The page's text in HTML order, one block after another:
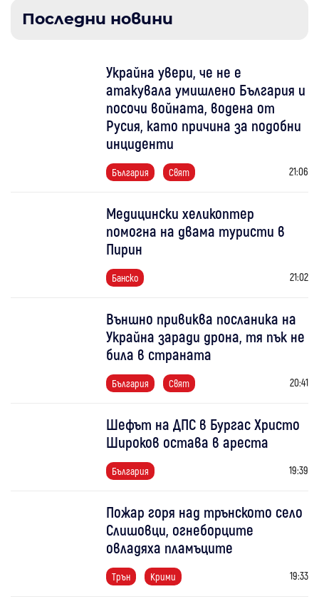
Последни новини
Украйна увери, че не е
атакувала умишлено България и
посочи войната, водена от
Русия, като причина за подобни
инциденти
България Свят 21:06
Медицински хеликоптер
помогна на двама туристи в
Пирин
Банско 21:02
Външно привиква посланика на
Украйна заради дрона, тя пък не
била в страната
България Свят 20:41
Шефът на ДПС в Бургас Христо
Широков остава в ареста
България 19:39
Пожар горя над трънското село
Слишовци, огнеборците
овладяха пламъците
Трън Крими 19:33